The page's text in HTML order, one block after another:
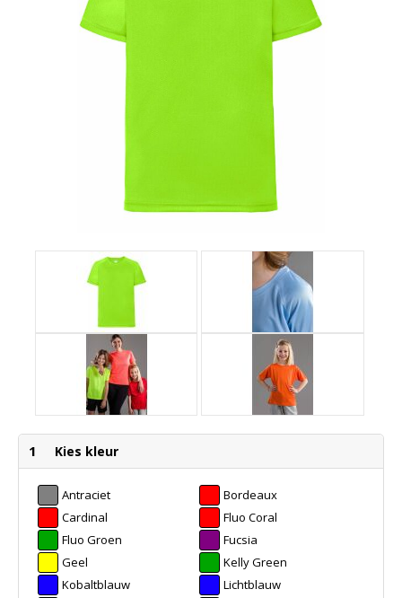
1 Kies kleur
Antraciet
Bordeaux
Cardinal
Fluo Coral
Fluo Groen
Fucsia
Geel
Kelly Green
Kobaltblauw
Lichtblauw